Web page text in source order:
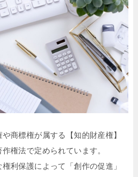
商標権が属する【知的財産権】
権法で定められています。
利保護によって「創作の促進」